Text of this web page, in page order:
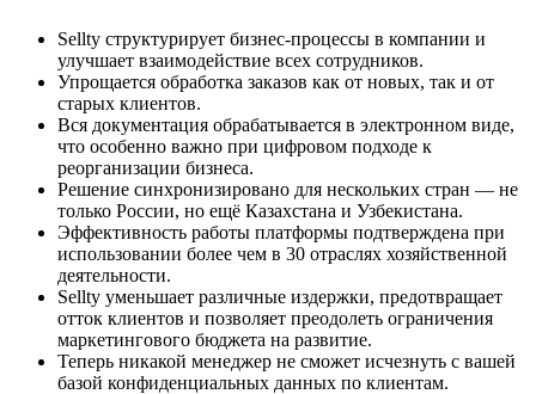
Sellty структурирует бизнес-процессы в компании и
улучшает взаимодействие всех сотрудников.
Упрощается обработка заказов как от новых, так и от
старых клиентов.
Вся документация обрабатывается в электронном виде,
что особенно важно при цифровом подходе к
реорганизации бизнеса.
Решение синхронизировано для нескольких стран — не
только России, но ещё Казахстана и Узбекистана.
Эффективность работы платформы подтверждена при
использовании более чем в 30 отраслях хозяйственной
деятельности.
Sellty уменьшает различные издержки, предотвращает
отток клиентов и позволяет преодолеть ограничения
маркетингового бюджета на развитие.
Теперь никакой менеджер не сможет исчезнуть с вашей
базой конфиденциальных данных по клиентам.